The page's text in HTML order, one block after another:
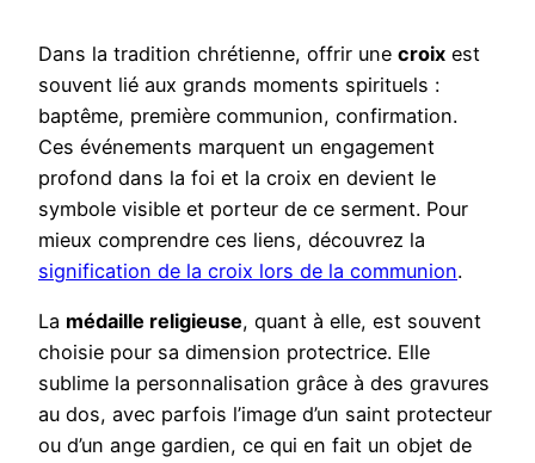
Dans la tradition chrétienne, offrir une croix est
souvent lié aux grands moments spirituels :
baptême, première communion, confirmation.
Ces événements marquent un engagement
profond dans la foi et la croix en devient le
symbole visible et porteur de ce serment. Pour
mieux comprendre ces liens, découvrez la
signification de la croix lors de la communion.
La médaille religieuse, quant à elle, est souvent
choisie pour sa dimension protectrice. Elle
sublime la personnalisation grâce à des gravures
au dos, avec parfois l’image d’un saint protecteur
ou d’un ange gardien, ce qui en fait un objet de